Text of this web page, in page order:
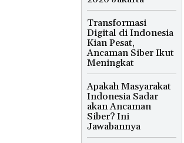
Transformasi
Digital di Indonesia
Kian Pesat,
Ancaman Siber Ikut
Meningkat
Apakah Masyarakat
Indonesia Sadar
akan Ancaman
Siber? Ini
Jawabannya